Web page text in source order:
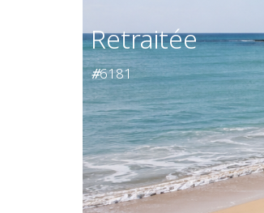
Retraitée
#6181